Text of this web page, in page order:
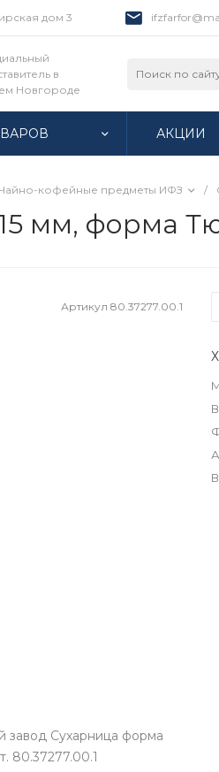
дом 3
в
Новгороде
АКЦИИ
кофейные предметы ИФЗ /
мм, форма
Артикул80.37277.00.1
завод Сухарница форма
80.37277.00.1